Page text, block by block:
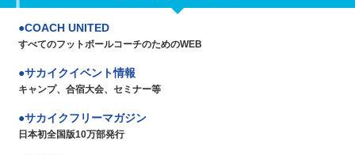
COACH UNITED
すべてのフットボールコーチのためのWEB
サカイクイベント情報
キャンプ、合宿大会、セミナー等
サカイクフリーマガジン
日本初全国版10万部発行